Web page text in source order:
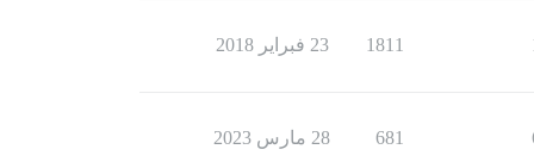
1811 23 فبراير 2018
681 28 مارس 2023